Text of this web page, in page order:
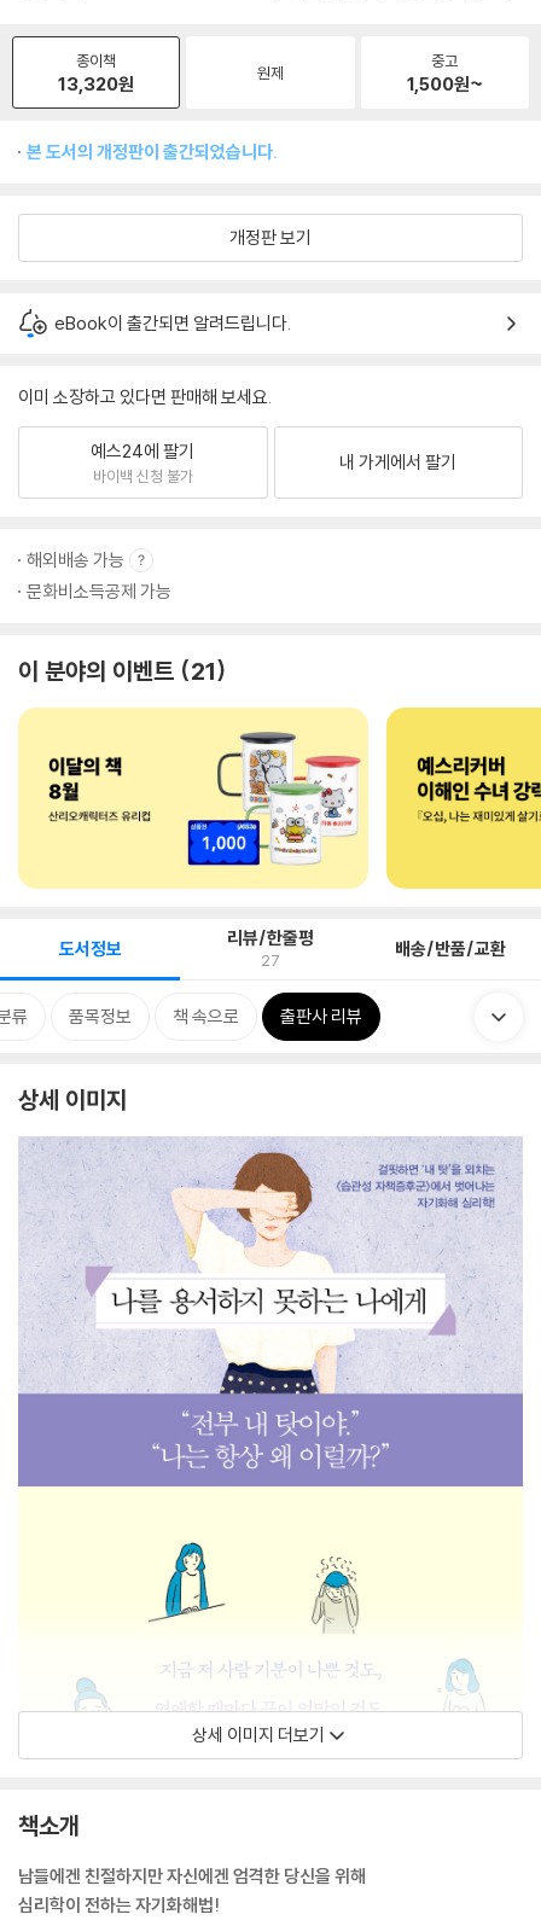
종이책
13,320원 원제
중고
1,500원~
본 도서의 개정판이 출간되었습니다.
개정판 보기
eBook이 출간되면 알려드립니다.
이미 소장하고 있다면 판매해 보세요.
예스24에 팔기
바이백 신청 불가
내 가게에서 팔기
해외배송 가능
문화비소득공제 가능
이 분야의 이벤트 21
도서정보 리뷰/한줄평
27 배송/반품/교환
류 품목정보 책 속으로 출판사 리뷰
상세 이미지
상세 이미지 더보기
책소개
남들에겐 친절하지만 자신에겐 엄격한 당신을 위해
심리학이 전하는 자기화해법!